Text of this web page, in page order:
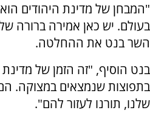
"המבחן של מדינת היהודים
בעולם. יש כאן אמירה ברורה
השר בנט את ההחלטה.
בנט הוסיף, "זה הזמן של מדינת
בתפוצות שנמצאים במצוקה. הם
שלנו, תורנו לעזור להם".